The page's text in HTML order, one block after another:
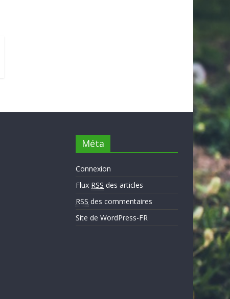
Méta
Connexion
Flux RSS des articles
RSS des commentaires
Site de WordPress-FR